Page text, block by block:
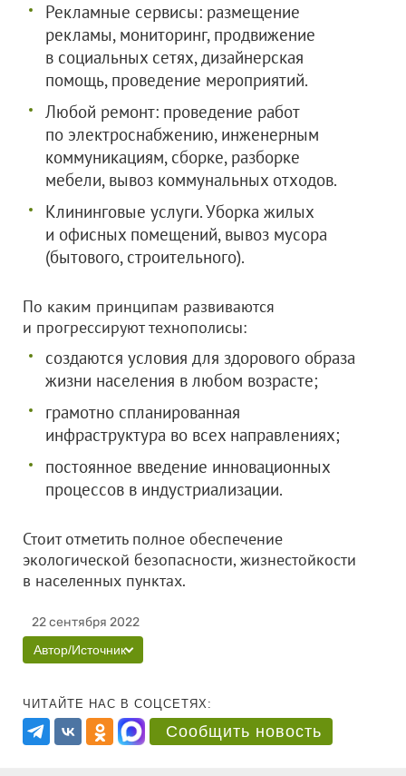
Рекламные сервисы: размещение
рекламы, мониторинг, продвижение
в социальных сетях, дизайнерская
помощь, проведение мероприятий.
Любой ремонт: проведение работ
по электроснабжению, инженерным
коммуникациям, сборке, разборке
мебели, вывоз коммунальных отходов.
Клининговые услуги. Уборка жилых
и офисных помещений, вывоз мусора
(бытового, строительного).
По каким принципам развиваются
и прогрессируют технополисы:
создаются условия для здорового образа
жизни населения в любом возрасте;
грамотно спланированная
инфраструктура во всех направлениях;
постоянное введение инновационных
процессов в индустриализации.
Стоит отметить полное обеспечение
экологической безопасности, жизнестойкости
в населенных пунктах.
22 сентября 2022
Автор/Источник
ЧИТАЙТЕ НАС В СОЦСЕТЯХ:
Сообщить новость